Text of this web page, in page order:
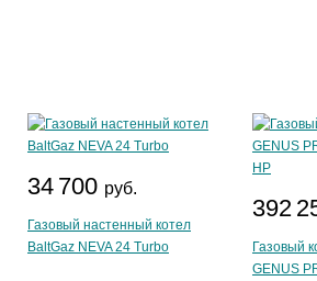
34 700 руб.
Газовый настенный котел
BaltGaz NEVA 24 Turbo
392
Газовый
GENUS